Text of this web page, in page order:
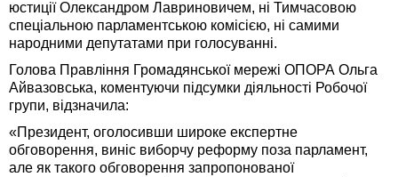
юстиції Олександром Лавриновичем, ні Тимчасовою
спеціальною парламентською комісією, ні самими
народними депутатами при голосуванні.
Голова Правління Громадянської мережі ОПОРА Ольга
Айвазовська, коментуючи підсумки діяльності Робочої
групи, відзначила:
«Президент, оголосивши широке експертне
обговорення, виніс виборчу реформу поза парламент,
але як такого обговорення запропонованої